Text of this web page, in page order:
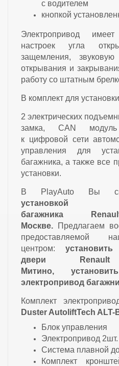
с водителем
кнопкой
Электропривод
настроек угла
защемления,
открывания и
работу со штатным
В комплект для
2 электрических
замка, CAN
к цифровой сети
управления для
багажника, а также все
установки.
В PlayAuto Вы
установкой
багажника
Москве. Предлагаем
предоставляемой
центром:
двери
Митино,
электропривод
Комплект
DusterAutoliftTech ALT-
Блок управления
Электропривод 2шт.
Система плавной
Комплект